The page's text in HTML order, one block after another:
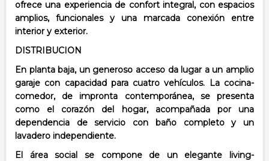
ofrece una experiencia de confort integral, con espacios
amplios, funcionales y una marcada conexión entre
interior y exterior.
DISTRIBUCION
En planta baja, un generoso acceso da lugar a un amplio
garaje con capacidad para cuatro vehículos. La cocina-
comedor, de impronta contemporánea, se presenta
como el corazón del hogar, acompañada por una
dependencia de servicio con baño completo y un
lavadero independiente.
El área social se compone de un elegante living-